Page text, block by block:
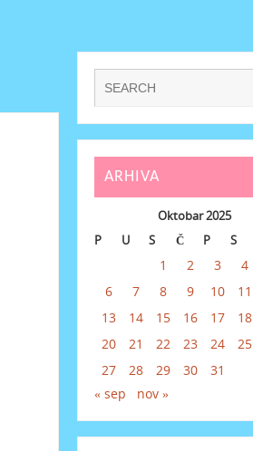
ARHIVA
Oktobar 2025
P
U S Č P S
1 2 3 4
6
7 8 9 10 11
13
14 15 16 17 18
20
21 22 23 24 25
27
28 29 30
31
« sep
nov »